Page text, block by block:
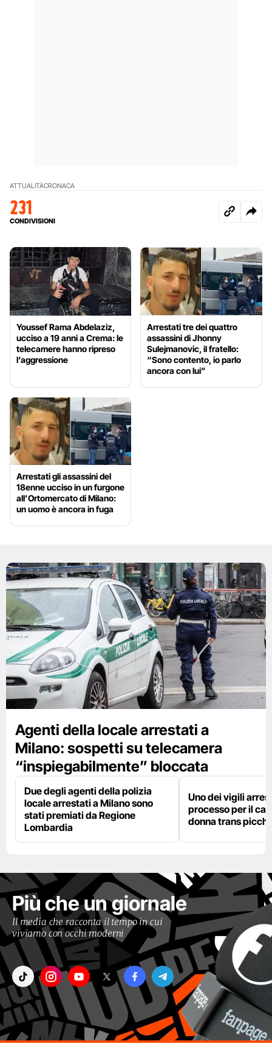
ATTUALITÀCRONACA
231
CONDIVISIONI
Youssef Rama Abdelaziz,
ucciso a 19 anni a Crema: le
telecamere hanno ripreso
l’aggressione
Arrestati tre dei quattro
assassini di Jhonny
Sulejmanovic, il fratello:
“Sono contento, io parlo
ancora con lui”
Arrestati gli assassini del
18enne ucciso in un furgone
all’Ortomercato di Milano:
un uomo è ancora in fuga
Agenti della locale arrestati a
Milano: sospetti su telecamera
“inspiegabilmente” bloccata
Due degli agenti della polizia
locale arrestati a Milano sono
stati premiati da Regione
Lombardia
Uno dei vigili
processo per il
donna trans
Più che un giornale
Il media che racconta il tempo in cui
viviamo con occhi moderni